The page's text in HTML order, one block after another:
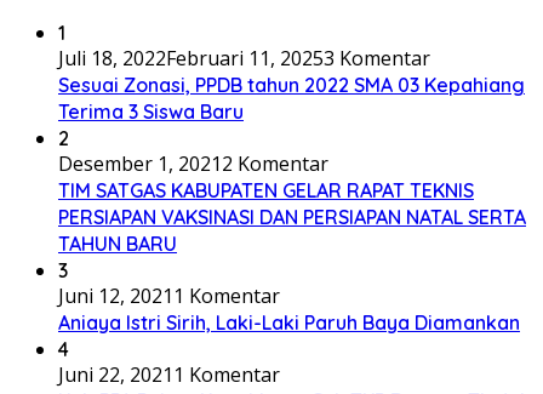
1
Juli 18, 2022Februari 11, 20253 Komentar
Sesuai Zonasi, PPDB tahun 2022 SMA 03 Kepahiang
Terima 3 Siswa Baru
2
Desember 1, 20212 Komentar
TIM SATGAS KABUPATEN GELAR RAPAT TEKNIS
PERSIAPAN VAKSINASI DAN PERSIAPAN NATAL SERTA
TAHUN BARU
3
Juni 12, 2021 1 Komentar
Aniaya Istri Sirih, Laki-Laki Paruh Baya Diamankan
4
Juni 22, 2021 1 Komentar